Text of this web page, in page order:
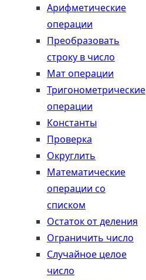
Арифметические
операции
Преобразовать
строку в число
Мат операции
Тригонометрические
операции
Константы
Проверка
Округлить
Математические
операции со
списком
Остаток от деления
Ограничить число
Случайное целое
число